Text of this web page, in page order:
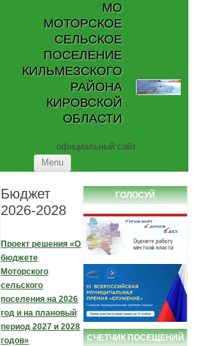
МО
МОТОРСКОЕ
СЕЛЬСКОЕ
ПОСЕЛЕНИЕ
КИЛЬМЕЗСКОГО
РАЙОНА
КИРОВСКОЙ
ОБЛАСТИ
официальный сайт
Menu
Бюджет
2026-2028
Проект решения «О
бюджете
Моторского
сельского
поселения на 2026
год и на плановый
период 2027 и 2028
годов»
ГОЛОСУЙ
СЧЕТЧИК ПОСЕЩЕНИЙ